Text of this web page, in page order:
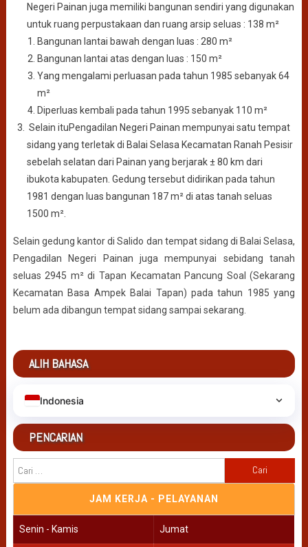
Negeri Painan juga memiliki bangunan sendiri yang digunakan
untuk ruang perpustakaan dan ruang arsip seluas : 138 m²
Bangunan lantai bawah dengan luas : 280 m²
Bangunan lantai atas dengan luas : 150 m²
Yang mengalami perluasan pada tahun 1985 sebanyak 64
m²
Diperluas kembali pada tahun 1995 sebanyak 110 m²
Selain ituPengadilan Negeri Painan mempunyai satu tempat
sidang yang terletak di Balai Selasa Kecamatan Ranah Pesisir
sebelah selatan dari Painan yang berjarak ± 80 km dari
ibukota kabupaten. Gedung tersebut didirikan pada tahun
1981 dengan luas bangunan 187 m² di atas tanah seluas
1500 m².
Selain gedung kantor di Salido dan tempat sidang di Balai Selasa,
Pengadilan Negeri Painan juga mempunyai sebidang tanah
seluas 2945 m² di Tapan Kecamatan Pancung Soal (Sekarang
Kecamatan Basa Ampek Balai Tapan) pada tahun 1985 yang
belum ada dibangun tempat sidang sampai sekarang.
ALIH BAHASA
Indonesia
PENCARIAN
untuk:
JAM KERJA - PELAYANAN
Senin - Kamis Jumat